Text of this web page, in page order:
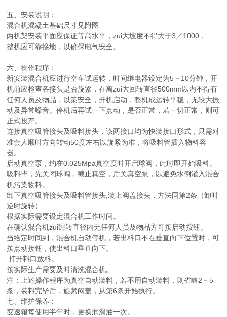
五、安装说明：
混合机混凝土基础尺寸见附图
两机架安装平面应保证等高水平，zui大坡度不得大于3／1000，
整机应可靠接地，以确保电气安全。
六、操作程序：
新安装混合机应进行空车试运转，时间继电器设定为5－10分钟，开
机前应检查各接头是否旋紧，在离zui大回转直径500mm以内不得有
任何人员及物品，以策安全，开机启动，整机成运转平稳，无较大振
动及异常噪音。停机后再试一下点动，是否正常，若一切正常，则可
正式投产。
连接真空吸管接头及吸料接头，该两接口均为快装接口形式，只需对
准套人顺时方向转动50度左右以旋紧为准，将吸料管插入物料容
器。
启动真空泵，约在0.025Mpa真空度时开启球阀，此时即开始吸料。
吸料毕，先关闭球阀，截止真空，后关真空泵，以避免水倒灌入混合
机污染物料。
卸下真空吸管接头及吸料管接头,装上阀盖接头，方法同第2条（卸时
逆时旋转）
根据实际需要设定混合机工作时间。
在确认混合机zui迥转直径内无任何人员及物品方可按启动按钮。
当给定时间到，混合机自动停机，若出料口不在垂直向下位置时，可
按点动接钮，使出料口垂直向下。
打开料口放料。
按实际生产需要及时清洗混合机。
注：上述操作程序为真空自动装料，若不用自动装料，则省略2－5
条，装料完毕后，旋紧闷盖，从第6条开始执行。
七、维护保养：
变速箱每使用半年时，更换润滑油一次。